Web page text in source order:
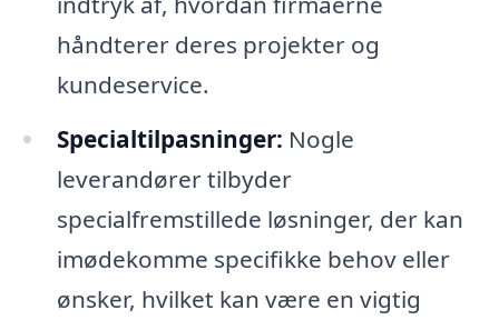
håndterer deres projekter og
kundeservice.
Specialtilpasninger: Nogle
leverandører tilbyder
specialfremstillede løsninger, der kan
imødekomme specifikke behov eller
ønsker, hvilket kan være en vigtig